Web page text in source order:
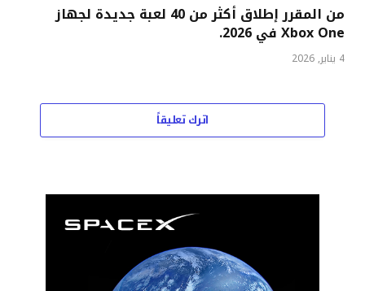
من المقرر إطلاق أكثر من 40 لعبة جديدة لجهاز
Xbox One في 2026.
4 يناير, 2026
اترك تعليقاً